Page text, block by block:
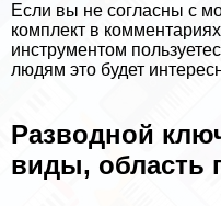
Если вы не согласны с
комплект в
инструментом
людям это будет
Разводной
виды, область